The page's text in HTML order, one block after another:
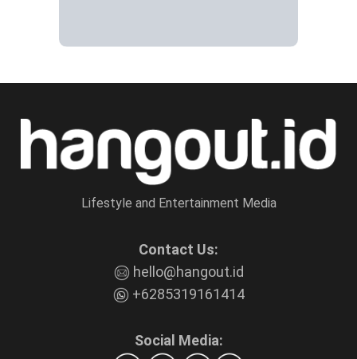
Lifestyle and Entertainment Media
Contact Us:
hello@hangout.id
+6285319161414
Social Media: